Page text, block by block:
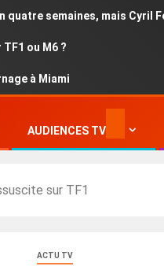
semaines, mais Cyril
ou M6 ?
à Miami
AUDIENCES TV
sur TF1
ACTU TV